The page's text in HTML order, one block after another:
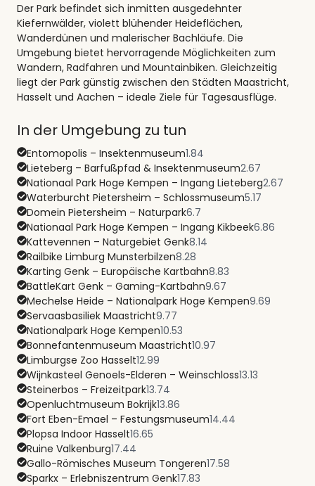
Der Park befindet sich inmitten ausgedehnter
Kiefernwälder, violett blühender Heideflächen,
Wanderdünen und malerischer Bachläufe. Die
Umgebung bietet hervorragende Möglichkeiten zum
Wandern, Radfahren und Mountainbiken. Gleichzeitig
liegt der Park günstig zwischen den Städten Maastricht,
Hasselt und Aachen – ideale Ziele für Tagesausflüge.
In der Umgebung zu tun
Entomopolis – Insektenmuseum1.84
Lieteberg – Barfußpfad & Insektenmuseum2.67
Nationaal Park Hoge Kempen – Ingang Lieteberg2.67
Waterburcht Pietersheim – Schlossmuseum5.17
Domein Pietersheim – Naturpark6.7
Nationaal Park Hoge Kempen – Ingang Kikbeek6.86
Kattevennen – Naturgebiet Genk8.14
Railbike Limburg Munsterbilzen8.28
Karting Genk – Europäische Kartbahn8.83
BattleKart Genk – Gaming-Kartbahn9.67
Mechelse Heide – Nationalpark Hoge Kempen9.69
Servaasbasiliek Maastricht9.77
Nationalpark Hoge Kempen10.53
Bonnefantenmuseum Maastricht10.97
Limburgse Zoo Hasselt12.99
Wijnkasteel Genoels-Elderen – Weinschloss13.13
Steinerbos – Freizeitpark13.74
Openluchtmuseum Bokrijk13.86
Fort Eben-Emael – Festungsmuseum14.44
Plopsa Indoor Hasselt16.65
Ruine Valkenburg17.44
Gallo-Römisches Museum Tongeren17.58
Sparkx – Erlebniszentrum Genk17.83